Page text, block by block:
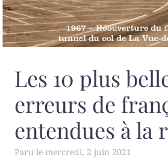
Les 10 plus
erreurs de
entendues à la
mercredi, 2 juin 2021